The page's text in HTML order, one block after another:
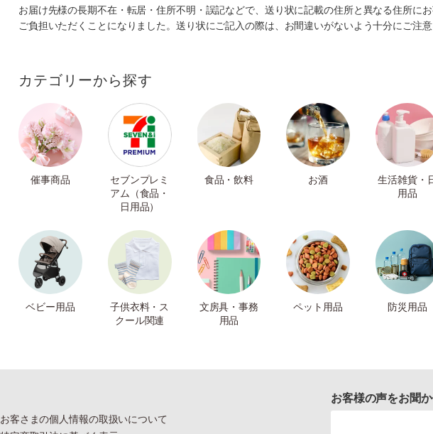
お届け先様の長期不在・転居・住所不明・誤記などで、送り状に記載の住所と異なる住所に
ご負担いただくことになりました。送り状にご記入の際は、お間違いがないよう十分にご注意
カテゴリーから探す
催事商品
セブンプレミ
アム（食品・
日用品）
食品・飲料 お酒
生活雑貨・
用品
ベビー用品
子供衣料・ス
クール関連
文房具・事務
用品
ペット用品 防災用品
お客さまの個人情報の取扱いについて
お客様の声をお聞